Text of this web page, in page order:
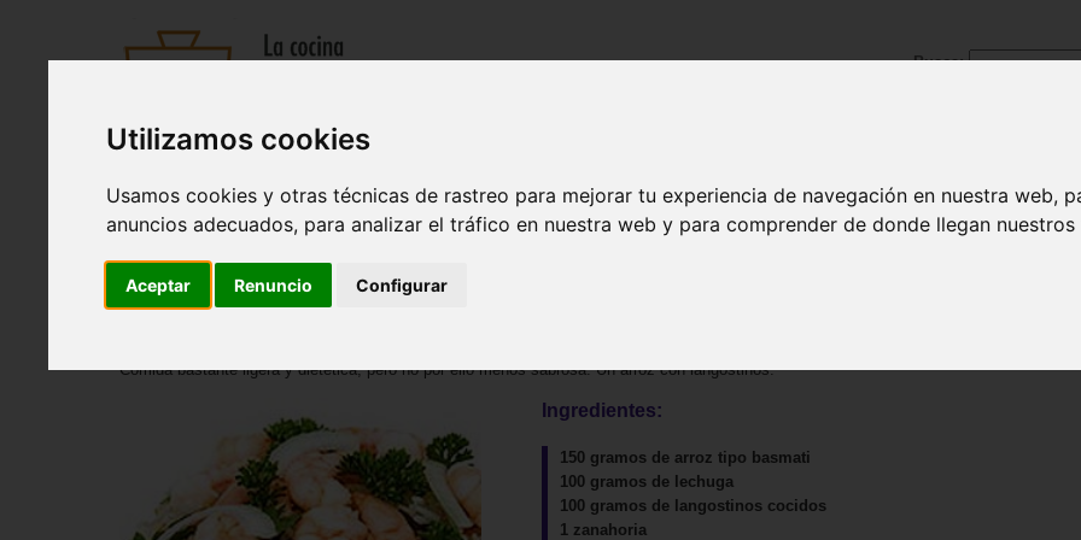
Utilizamos cookies
Usamos cookies y otras técnicas de rastreo para mejorar tu experiencia de navegación en nuestra web,
anuncios adecuados, para analizar el tráfico en nuestra web y para comprender de donde llegan nuestros
Aceptar Renuncio Configurar
Busca:
Entrantes |Sopas y cremas|Pastas y arroces |Ensaladas|Pescados y mariscos| Carnes y aves|Postres|Bebida
Arroz con langostinos
Comida bastante ligera y dietética, pero no por ello menos sabrosa. Un arroz con langostinos.
Ingredientes:
150 gramos de arroz tipo basmati
100 gramos de lechuga
100 gramos de langostinos cocidos
1 zanahoria